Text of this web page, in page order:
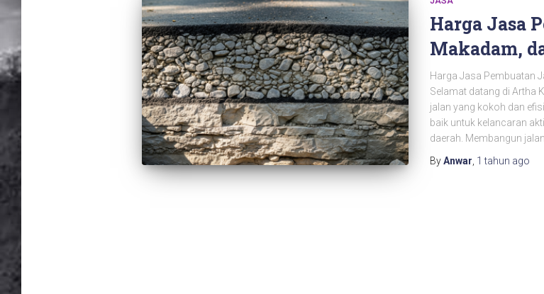
Harga Jasa
Makadam,
Harga Jasa Pembuatan
Selamat datang di Artha
jalan yang kokoh dan
baik untuk kelancaran
daerah. Membangun
ByAnwar 1 tahun ago